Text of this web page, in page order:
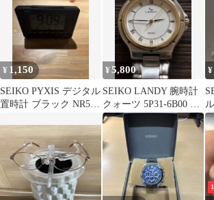
¥ 1,150
SEIKO PYXIS デジタル
置時計 ブラック NR535
¥5,800
SEIKO LANDY 腕時計
クォーツ 5P31-6B00 電
池新品！
¥